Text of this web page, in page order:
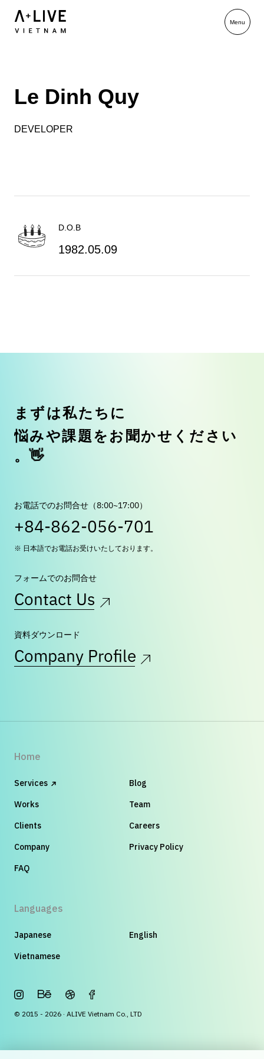
D.O.B
1982.05.09
Le Dinh Quy
DEVELOPER
まずは私た ち に
悩みや課題を お 聞 かせ く だ さ い
。👋
お電話でのお問合せ（8:00~17:00）
+84-862-056-701
※ 日本語でお電話お受けいたしております。
フォームでのお問合せ
Contact Us
資料ダウンロード
Company Profile
© 2015 - 2026 · ALIVE Vietnam Co., LTD
Home
Services
Works
Clients
Company
FAQ
Blog
Team
Careers
Privacy Policy
Languages
Japanese
English
Vietnamese